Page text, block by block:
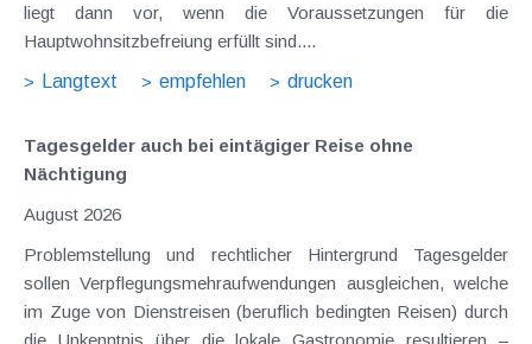
liegt dann vor, wenn die Voraussetzungen für die
Hauptwohnsitzbefreiung erfüllt sind....
Langtext
empfehlen drucken
Tagesgelder auch bei eintägiger Reise ohne
Nächtigung
August 2026
Problemstellung und rechtlicher Hintergrund Tagesgelder
sollen Verpflegungsmehraufwendungen ausgleichen, welche
im Zuge von Dienstreisen (beruflich bedingten Reisen) durch
die Unkenntnis über die lokale Gastronomie resultieren –